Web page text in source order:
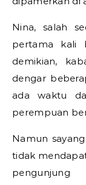
Nina, salah
pertama kali
demikian,
dengar
ada waktu
perempuan
Namun
tidak